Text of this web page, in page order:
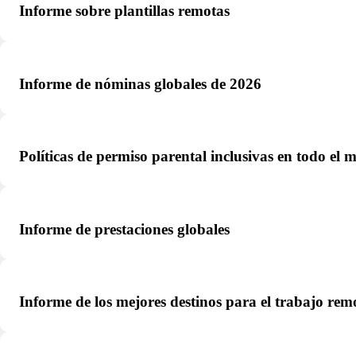
Informe sobre plantillas remotas
Informe de nóminas globales de 2026
Políticas de permiso parental inclusivas en todo el
Informe de prestaciones globales
Informe de los mejores destinos para el trabajo